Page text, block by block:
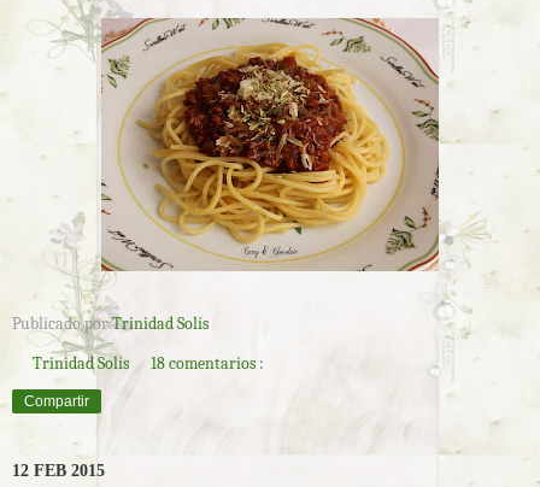
Publicado porTrinidad Solís
Trinidad Solís
18 comentarios :
Compartir
12 FEB 2015